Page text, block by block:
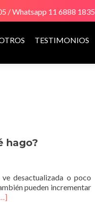
/ Whatsapp 11 6888 1835
TESTIMONIOS
hago?
desactualizada o poco
pueden incrementar